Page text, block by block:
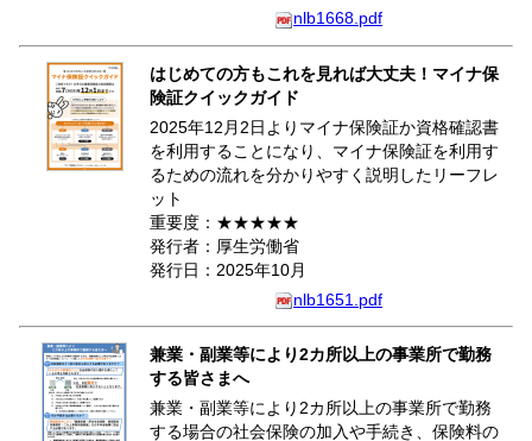
nlb1668.pdf
はじめての方もこれを見れば大丈夫！マイナ保
険証クイックガイド
2025年12月2日よりマイナ保険証か資格確認書
を利用することになり、マイナ保険証を利用す
るための流れを分かりやすく説明したリーフレ
ット
重要度：★★★★★
発行者：厚生労働省
発行日：2025年10月
nlb1651.pdf
兼業・副業等により2カ所以上の事業所で勤務
する皆さまへ
兼業・副業等により2カ所以上の事業所で勤務
する場合の社会保険の加入や手続き、保険料の